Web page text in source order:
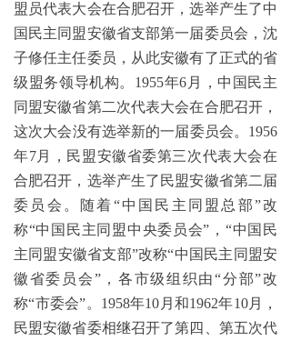
盟员代表大会在合肥召开，选举产生了中
国民主同盟安徽省支部第一届委员会，沈
子修任主任委员，从此安徽有了正式的省
级盟务领导机构。1955年6月，中国民主
同盟安徽省第二次代表大会在合肥召开，
这次大会没有选举新的一届委员会。1956
年7月，民盟安徽省委第三次代表大会在
合肥召开，选举产生了民盟安徽省第二届
委员会。随着“中国民主同盟总部”改
称“中国民主同盟中央委员会”，“中国民
主同盟安徽省支部”改称“中国民主同盟安
徽省委员会”，各市级组织由“分部”改
称“市委会”。1958年10月和1962年10月，
民盟安徽省委相继召开了第四、第五次代